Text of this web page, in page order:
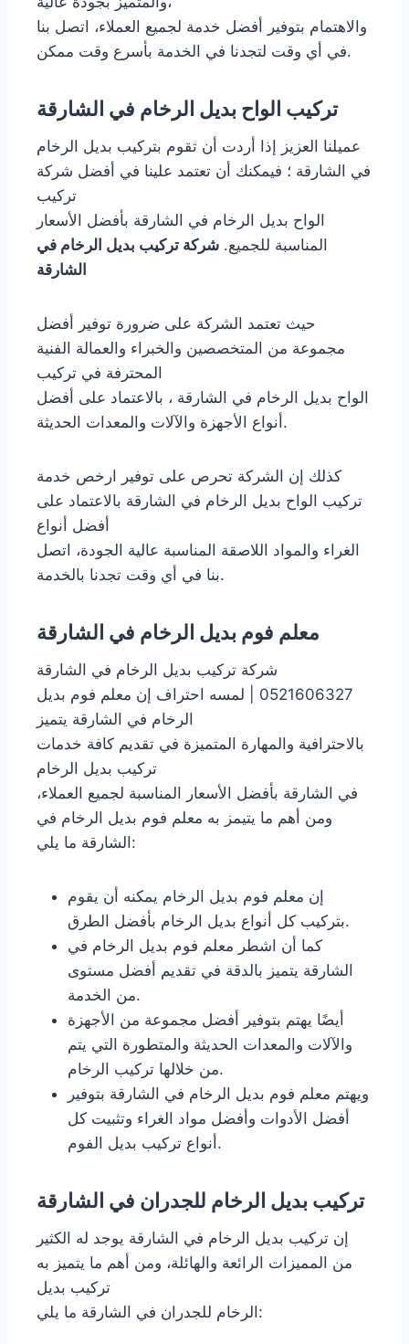
والاهتمام بتوفير أفضل خدمة لجميع العملاء، اتصل بنا
في أي وقت لتجدنا في الخدمة بأسرع وقت ممكن.
تركيب الواح بديل الرخام في الشارقة
عميلنا العزيز إذا أردت أن تقوم بتركيب بديل الرخام
في الشارقة ؛ فيمكنك أن تعتمد علينا في أفضل شركة
تركيب
الواح بديل الرخام في الشارقة بأفضل الأسعار
المناسبة للجميع. شركة تركيب بديل الرخام في
الشارقة
حيث تعتمد الشركة على ضرورة توفير أفضل
مجموعة من المتخصصين والخبراء والعمالة الفنية
المحترفة في تركيب
الواح بديل الرخام في الشارقة ، بالاعتماد على أفضل
أنواع الأجهزة والآلات والمعدات الحديثة.
كذلك إن الشركة تحرص على توفير ارخص خدمة
تركيب الواح بديل الرخام في الشارقة بالاعتماد على
أفضل أنواع
الغراء والمواد اللاصقة المناسبة عالية الجودة، اتصل
بنا في أي وقت تجدنا بالخدمة.
معلم فوم بديل الرخام في الشارقة
شركة تركيب بديل الرخام في الشارقة
0521606327 | لمسه احتراف إن معلم فوم بديل
الرخام في الشارقة يتميز
بالاحترافية والمهارة المتميزة في تقديم كافة خدمات
تركيب بديل الرخام
في الشارقة بأفضل الأسعار المناسبة لجميع العملاء،
ومن أهم ما يتيمز به معلم فوم بديل الرخام في
الشارقة ما يلي:
إن معلم فوم بديل الرخام يمكنه أن يقوم
بتركيب كل أنواع بديل الرخام بأفضل الطرق.
كما أن اشطر معلم فوم بديل الرخام في
الشارقة يتميز بالدقة في تقديم أفضل مستوى
من الخدمة.
أيضًا يهتم بتوفير أفضل مجموعة من الأجهزة
والآلات والمعدات الحديثة والمتطورة التي يتم
من خلالها تركيب الرخام.
ويهتم معلم فوم بديل الرخام في الشارقة بتوفير
أفضل الأدوات وأفضل مواد الغراء وتثبيت كل
أنواع تركيب بديل الفوم.
تركيب بديل الرخام للجدران في الشارقة
إن تركيب بديل الرخام في الشارقة يوجد له الكثير
من المميزات الرائعة والهائلة، ومن أهم ما يتميز به
تركيب بديل
الرخام للجدران في الشارقة ما يلي: